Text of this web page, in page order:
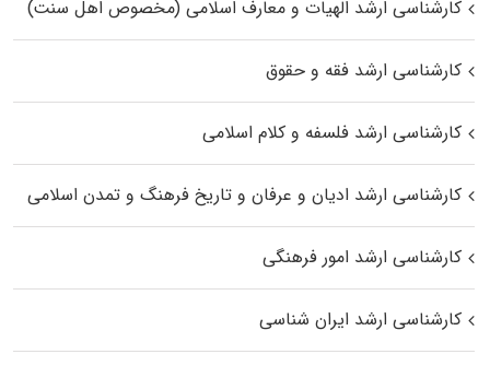
کارشناسی ارشد الهیات و معارف اسلامی (مخصوص اهل سنت)
کارشناسی ارشد فقه و حقوق
کارشناسی ارشد فلسفه و کلام اسلامی
کارشناسی ارشد ادیان و عرفان و تاریخ فرهنگ و تمدن اسلامی
کارشناسی ارشد امور فرهنگی
کارشناسی ارشد ایران شناسی